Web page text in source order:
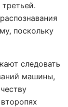
поскольку
следовать
машины,